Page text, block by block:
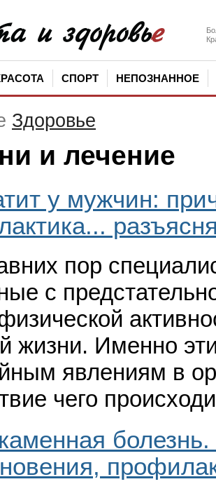
СПОРТ НЕПОЗНАННОЕ
Здоровье
и лечение
у мужчин:
пор
с
жизни. Именно
явлениям в
чего